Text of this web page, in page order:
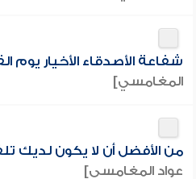
شفاعة الأصدقاء الأخيار يوم
المغامسي]
من الأفضل أن لا يكون لديك
عواد المغامسي]